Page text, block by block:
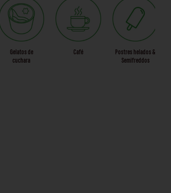
Gelatos de
cuchara
Café
Postres helados &
Semifreddos